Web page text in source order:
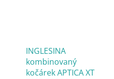
INGLESINA
kombinovaný
kočárek APTICA XT